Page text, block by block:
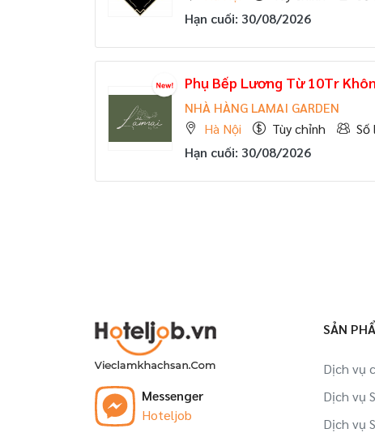
Hạn cuối: 30/08/2026
Phụ Bếp Lương Từ 10Tr
NHÀ HÀNG LAMAI GARDEN
Hà Nội
Tùy chỉnh
Số
Hạn cuối: 30/08/2026
Messenger
Hoteljob
SẢN
Dịch vụ
Dịch vụ
Dịch vụ